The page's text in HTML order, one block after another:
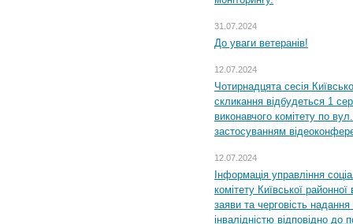
31.07.2024
До уваги ветеранів!
12.07.2024
Чотирнадцята сесія
скликання відбудеться 1
виконавчого комітету по
застосуванням
12.07.2024
Інформація управління
комітету Київської
заяви та черговість надання
інвалідністю відповідно